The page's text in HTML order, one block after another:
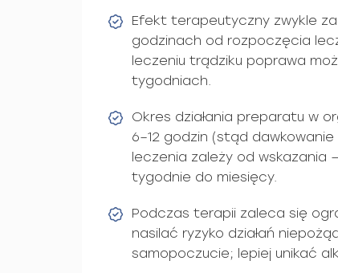
Efekt terapeutyczny zwykle
godzinach od rozpoczęcia
leczeniu trądziku poprawa
tygodniach.
Okres działania preparatu w
6–12 godzin (stąd
leczenia zależy od wskazania
tygodnie do miesięcy.
Podczas terapii zaleca się
nasilać ryzyko działań
samopoczucie; lepiej unikać